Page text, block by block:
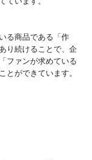
る商品である「作
り続けることで、企
ファンが求めている
とができています。